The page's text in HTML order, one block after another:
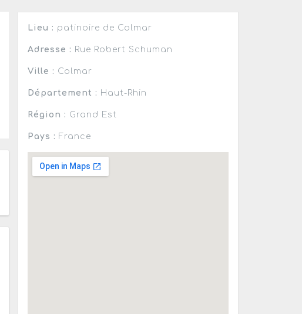
Lieu : patinoire de Colmar
Adresse : Rue Robert Schuman
Ville : Colmar
Département : Haut-Rhin
Région : Grand Est
Pays : France